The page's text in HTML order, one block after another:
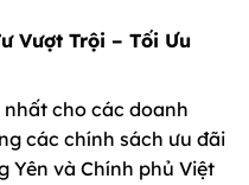
Vượt Trội – Tối Ưu
cho các doanh
các chính sách ưu đãi
Yên và Chính phủ Việt